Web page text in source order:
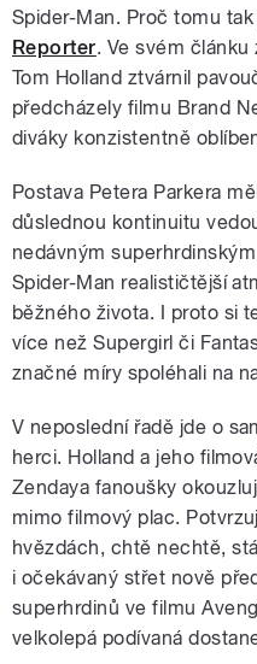
Spider-Man. Proč tomu
Reporter. Ve svém
Tom Holland ztvárnil
předcházely filmu Brand
diváky konzistentně
Postava Petera Parkera
důslednou kontinuitu
nedávným
Spider-Man realističtější
běžného života. I proto si
více než Supergirl či
značné míry spoléhali na
V neposlední řadě jde o
herci. Holland a jeho
Zendaya fanoušky
mimo filmový plac.
hvězdách, chtě nechtě,
i očekávaný střet nově
superhrdinů ve filmu
velkolepá podívaná